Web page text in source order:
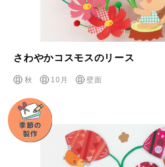
さわやかコスモスのリース
秋 10月 壁面